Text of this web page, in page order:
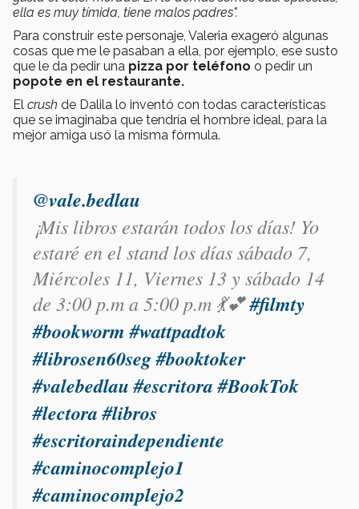
ella es muy tímida, tiene malos padres".
Para construir este personaje, Valeria exageró algunas
cosas que me le pasaban a ella, por ejemplo, ese susto
que le da pedir una pizza por teléfono o pedir un
popote en el restaurante.
El crush de Dalila lo inventó con todas características
que se imaginaba que tendría el hombre ideal, para la
mejor amiga usó la misma fórmula.
@vale.bedlau
¡Mis libros estarán todos los días! Yo
estaré en el stand los días sábado 7,
Miércoles 11, Viernes 13 y sábado 14
de 3:00 p.m a 5:00 p.m 💃💕#filmty
#bookworm #wattpadtok
#librosen60seg#booktoker
#valebedlau #escritora #BookTok
#lectora #libros
#escritoraindependiente
#caminocomplejo1
#caminocomplejo2